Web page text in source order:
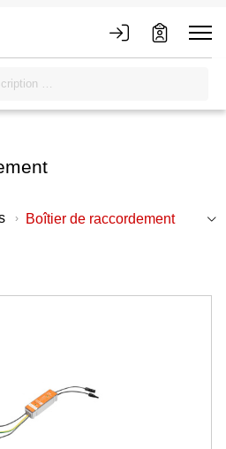
Boîtier de raccordement